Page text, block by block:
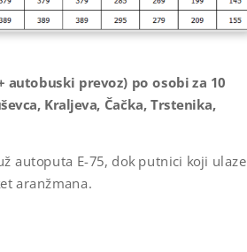
autobuski prevoz) po osobi za 10
Kraljeva, Čačka, Trstenika,
autoputa E-75, dok putnici koji ulaze
aranžmana.